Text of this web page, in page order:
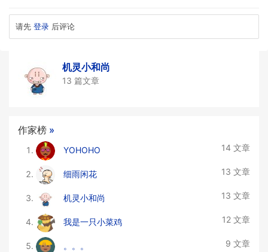
请先 登录 后评论
机灵小和尚
13 篇文章
作家榜 »
YOHOHO 14 文章
细雨闲花 13 文章
机灵小和尚 13 文章
我是一只小菜鸡 12 文章
。。。 9 文章